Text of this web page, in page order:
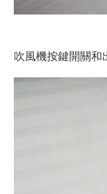
吹風機按鍵開關和